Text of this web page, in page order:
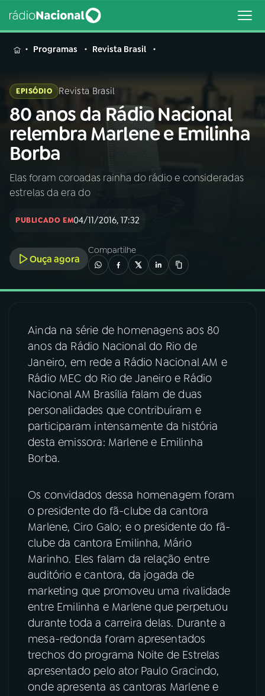
MENU
Buscar
na
Rádio
Nacional
Buscar
AO VIVO
INÍCIO
A RÁDIO
03PROGRAMAÇÃO
04PROGRAMAS
05 PODCASTS
06VIDEOCASTS
FESTIVAL DE MÚSICA
ACOMPANHE A RÁDIO NACIONAL
YouTube Facebook
X
TikTok
Programas Revista Brasil
EPISÓDIO Revista Brasil
80 anos da Rádio Nacional
relembra Marlene e Emilinha
Borba
Elas foram coroadas rainha do rádio e consideradas
estrelas da era do
PUBLICADO EM04/11/2016, 17:32
Ouça agora
Compartilhe
Ainda na série de homenagens aos 80
anos da Rádio Nacional do Rio de
Janeiro, em rede a Rádio Nacional AM e
Rádio MEC do Rio de Janeiro e Rádio
Nacional AM Brasília falam de duas
personalidades que contribuíram e
participaram intensamente da história
desta emissora: Marlene e Emilinha
Borba.
Os convidados dessa homenagem foram
o presidente do fã-clube da cantora
Marlene, Ciro Galo; e o presidente do fã-
clube da cantora Emilinha, Mário
Marinho. Eles falam da relação entre
auditório e cantora, da jogada de
marketing que promoveu uma rivalidade
entre Emilinha e Marlene que perpetuou
durante toda a carreira delas. Durante a
mesa-redonda foram apresentados
trechos do programa Noite de Estrelas
apresentado pelo ator Paulo Gracindo,
onde apresenta as cantoras Marlene e